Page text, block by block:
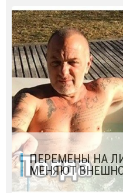
ПЕРЕМЕНЫ НА
МЕНЯЮТ